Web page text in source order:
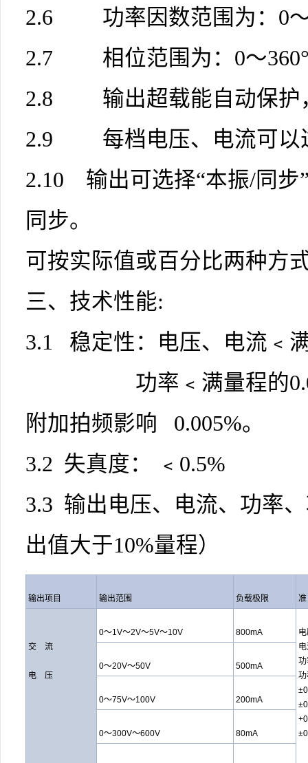
2.6 功率因数范围为：0
2.7 相位范围为：0～
2.8 输出超载能自动保护
2.9 每档电压、电流可以
2.10 输出可选择“本振/同步
同步。
可按实际值或百分比两种方
三、技术性能:
3.1 稳定性：电压、电流﹤
功率﹤满量程的
附加拍频影响 0.005%。
3.2 失真度： ﹤0.5%
3.3 输出电压、电流、功率
出值大于10%量程）
输出项目 输出范围 负载极限
交 流
电 压
0～1V～2V～5V～10V 800mA
0～20V～50V 500mA
0～75V～100V 200mA
0～300V～600V 80mA